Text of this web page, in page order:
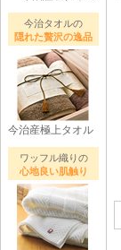
今治タオルの
隠れた贅沢の逸品
今治産極上タオル
ワッフル織りの
心地良い肌触り